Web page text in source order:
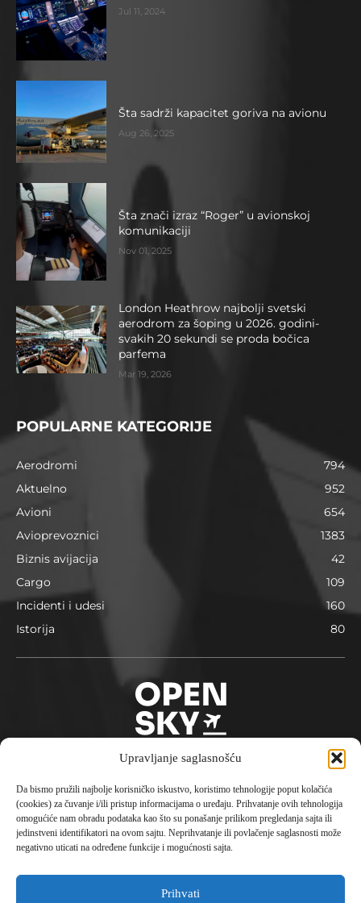
Upravljanje saglasnošću
Da bismo pružili najbolje korisničko iskustvo, koristimo tehnologije poput kolačića
(cookies) za čuvanje i/ili pristup informacijama o uređaju. Prihvatanje ovih tehnologija
omogućiće nam obradu podataka kao što su ponašanje prilikom pregledanja sajta ili
jedinstveni identifikatori na ovom sajtu. Neprihvatanje ili povlačenje saglasnosti može
negativno uticati na određene funkcije i mogućnosti sajta.
Prihvati
Jul 11, 2024
Šta sadrži kapacitet goriva na avionu
Aug 26, 2025
Šta znači izraz “Roger” u avionskoj
komunikaciji
Nov 01, 2025
London Heathrow najbolji svetski
aerodrom za šoping u 2026. godini-
svakih 20 sekundi se proda bočica
parfema
Mar 19, 2026
POPULARNE KATEGORIJE
Aerodromi
794
Aktuelno
952
Avioni
654
Avioprevoznici
1383
Biznis avijacija
42
Cargo
109
Incidenti i udesi
160
Istorija
80
O nama
Opensky je avio portal pokrenut 2023. godine sa
konceptom aktuelne i istorijske informacije, putovanja,